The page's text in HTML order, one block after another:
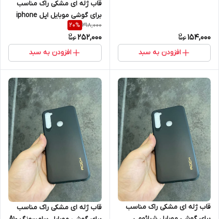
154,000
افزودن به سبد
قاب ژله ای مشکی راک مناسب
برای گوشی موبایل اپل iphone
Xsmax
318,000
20%
252,000
افزودن به سبد
قاب ژله ای مشکی راک مناسب
قاب ژله ای مشکی راک مناسب